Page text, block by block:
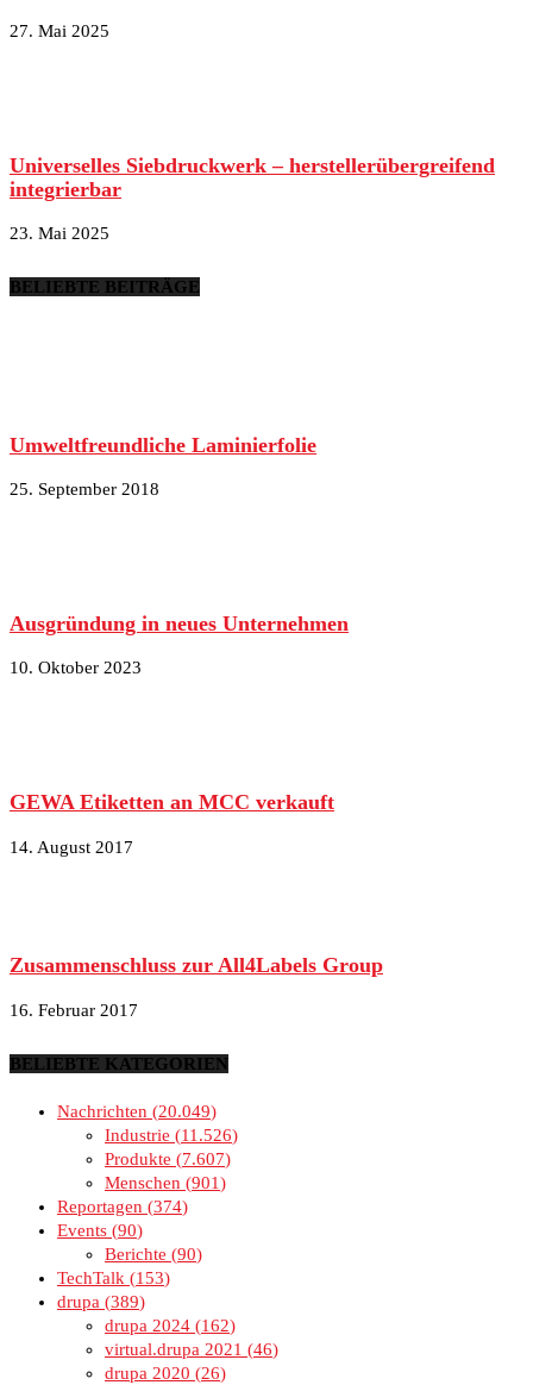
27. Mai 2025
Universelles Siebdruckwerk – herstellerübergreifend
integrierbar
23. Mai 2025
BELIEBTE BEITRÄGE
Umweltfreundliche Laminierfolie
25. September 2018
Ausgründung in neues Unternehmen
10. Oktober 2023
GEWA Etiketten an MCC verkauft
14. August 2017
Zusammenschluss zur All4Labels Group
16. Februar 2017
BELIEBTE KATEGORIEN
Nachrichten
20.049
Industrie
11.526
Produkte
7.607
Menschen
901
Reportagen
374
Events 90
Berichte
90
TechTalk
153
drupa
389
drupa 2024
162
virtual.drupa 2021
46
drupa 2020
26